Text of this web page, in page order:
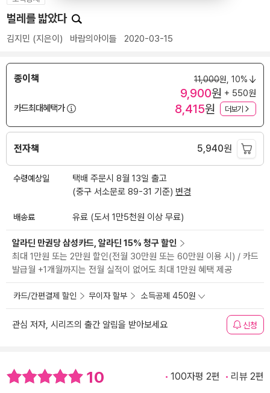
벌레를 밟았다
김지민 (지은이) 바람의아이들 2020-03-15
종이책 11,000원, 10%
9,900원 + 550원
카드최대혜택가
8,415원 더보기
전자책 5,940원
수령예상일
택배 주문시 8월 13일 출고
(중구 서소문로 89-31 기준) 변경
배송료 유료 (도서 1만5천원 이상 무료)
알라딘 만권당 삼성카드, 알라딘 15% 청구 할인
최대 1만원 또는 2만원 할인(전월 30만원 또는 60만원 이용 시) / 카드
발급월 +1개월까지는 전월 실적이 없어도 최대 1만원 혜택 제공
카드/간편결제 할인 무이자 할부 소득공제 450원
관심 저자, 시리즈의 출간 알림을 받아보세요 신청
10 100자평 2편 리뷰 2편